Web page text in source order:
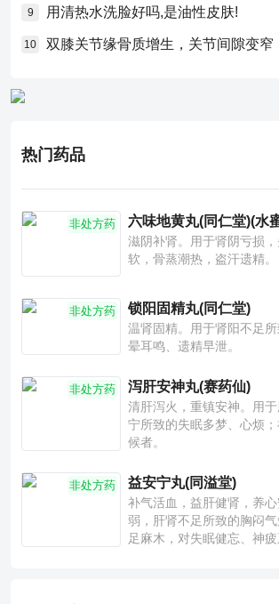
9 用清热水洗脸好吗,是油性皮肤!
10 双膝关节缘骨质增生，关节间隙变窄
热门药品
非处方药 六味地黄丸(同仁堂)(水
滋阴补肾。用于肾阴亏损
软，骨蒸潮热，盗汗遗精。
非处方药 锁阳固精丸(同仁堂)
温肾固精。用于肾阳不足
晕耳鸣、遗精早泄。
非处方药 泻肝安神丸(赛药仙)
清肝泻火，重镇安神。用
宁所致的失眠多梦、心烦
候者。
非处方药 益安宁丸(同溢堂)
补气活血，益肝健肾，养
弱，肝肾不足所致的胸闷
足麻木，对失眠健忘、神疲